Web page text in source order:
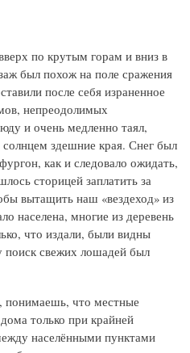
по крутым горам и вниз в
был похож на поле сражения
после себя израненное
непреодолимых
и очень медленно таял,
солнцем здешние края. Снег был
как и следовало ожидать,
сторицей заплатить за
вытащить наш «вездеход» из
населена, многие из деревень
что издали, были видны
свежих лошадей был
понимаешь, что местные
только при крайней
населёнными пунктами